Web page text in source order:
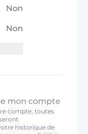
Non
Non
mon compte
compte, toutes
historique de